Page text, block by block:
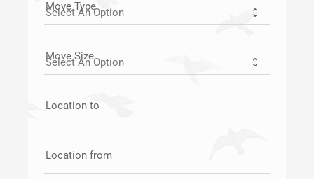
Move Type
Move Size
Location to
Location from